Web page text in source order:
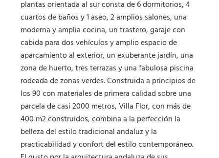
plantas orientada al sur consta de 6 dormitorios, 4
cuartos de baños y 1 aseo, 2 amplios salones, una
moderna y amplia cocina, un trastero, garaje con
cabida para dos vehículos y amplio espacio de
aparcamiento al exterior, un exuberante jardín, una
zona de huerto, tres terrazas y una fabulosa piscina
rodeada de zonas verdes. Construida a principios de
los 90 con materiales de primera calidad sobre una
parcela de casi 2000 metros, Villa Flor, con más de
400 m2 construidos, combina a la perfección la
belleza del estilo tradicional andaluz y la
practicabilidad y confort del estilo contemporáneo.